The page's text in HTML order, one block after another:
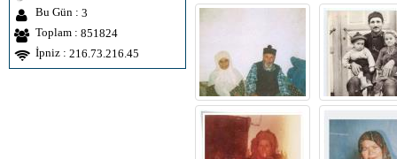
Bu Gün : 3
Toplam : 851824
İpniz : 216.73.216.45